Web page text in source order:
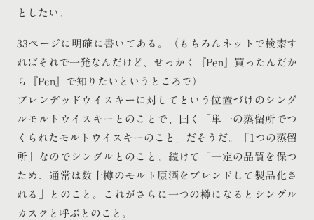
としたい。
33ページに明確に書いてある。（もちろんネットで検索す
ればそれで一発なんだけど、せっかく『Pen』買ったんだか
ら『Pen』で知りたいというところで）
ブレンデッドウイスキーに対してという位置づけのシング
ルモルトウイスキーとのことで、曰く「単一の蒸留所でつ
くられたモルトウイスキーのこと」だそうだ。「1つの蒸留
所」なのでシングルとのこと。続けて「一定の品質を保つ
ため、通常は数十樽のモルト原酒をブレンドして製品化さ
れる」とのこと。これがさらに一つの樽になるとシングル
カスクと呼ぶとのこと。